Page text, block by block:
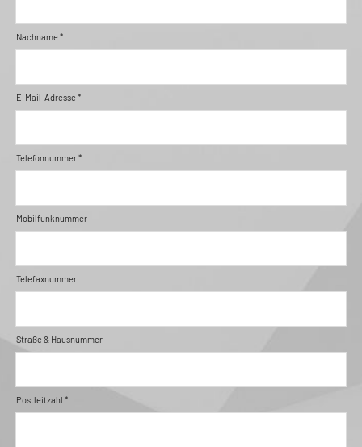
Nachname *
E-Mail-Adresse *
Telefonnummer *
Mobilfunknummer
Telefaxnummer
Straße & Hausnummer
Postleitzahl *